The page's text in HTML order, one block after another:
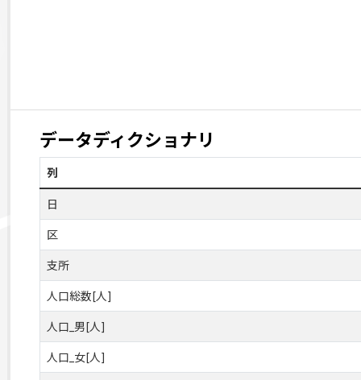
データディクショナリ
列
日
区
支所
人口総数[人]
人口_男[人]
人口_女[人]